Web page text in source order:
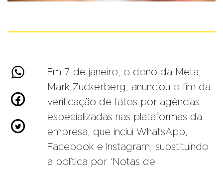



Em 7 de janeiro, o dono da Meta,
Mark Zuckerberg, anunciou o fim da
verificação de fatos por agências
especializadas nas plataformas da
empresa, que inclui WhatsApp,
Facebook e Instagram, substituindo
a política por ‘Notas de